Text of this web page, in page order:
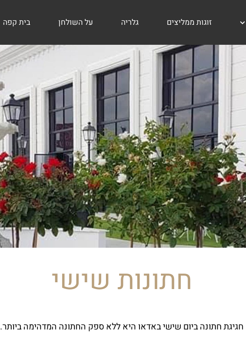
זוגות ממליצים גלריה על השולחן בית קפה
חתונות שישי
חגיגת חתונה ביום שישי באדאו היא ללא ספק החתונה המדהימה ביותר.